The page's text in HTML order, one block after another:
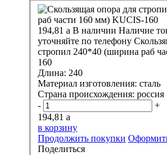
194,81 a В наличии Наличие
уточняйте по телефону
стропил 240*40 (ширина раб
160
Длина: 240
Материал изготовления: сталь
Страна происхождения: россия
-
+
194,81 a
в корзину
Продолжить покупки
Поделиться